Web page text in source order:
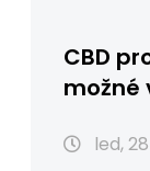
CBD
možné
led,